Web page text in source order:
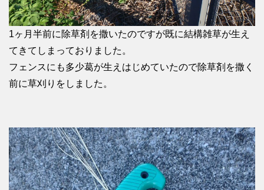
1ヶ月半前に除草剤を撒いたのですが既に結構雑草が生え
てきてしまっておりました。
フェンスにも多少葛が生えはじめていたので除草剤を撒く
前に草刈りをしました。